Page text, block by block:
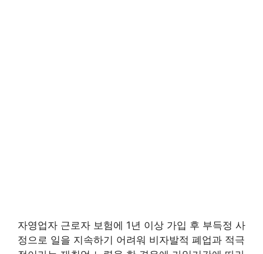
자영업자 근로자 보험에 1년 이상 가입 후 부득정 사
정으로 일을 지속하기 어려워 비자발적 폐업과 적극